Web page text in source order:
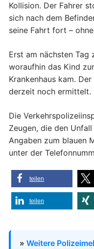
Kollision. Der Fahrer
sich nach dem
seine Fahrt fort –
Erst am nächsten Tag
woraufhin das Kind
Krankenhaus kam.
derzeit noch ermittelt.
Die
Zeugen, die den
Angaben zum blauen
unter der
teilen
teilen
» Weitere